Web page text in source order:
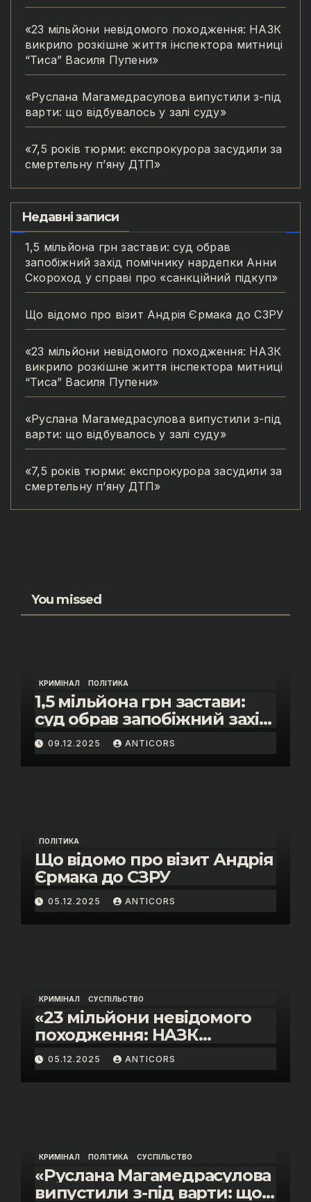
«23 мільйони невідомого походження: НАЗК
викрило розкішне життя інспектора митниці
“Тиса” Василя Пупени»
«Руслана Магамедрасулова випустили з-під
варти: що відбувалось у залі суду»
«7,5 років тюрми: експрокурора засудили за
смертельну п’яну ДТП»
Недавні записи
1,5 мільйона грн застави: суд обрав
запобіжний захід помічнику нардепки Анни
Скороход у справі про «санкційний підкуп»
Що відомо про візит Андрія Єрмака до СЗРУ
«23 мільйони невідомого походження: НАЗК
викрило розкішне життя інспектора митниці
“Тиса” Василя Пупени»
«Руслана Магамедрасулова випустили з-під
варти: що відбувалось у залі суду»
«7,5 років тюрми: експрокурора засудили за
смертельну п’яну ДТП»
You missed
КРИМІНАЛ ПОЛІТИКА
1,5 мільйона грн застави:
суд обрав запобіжний захід
помічнику нардепки Анни
Скороход у справі про
«санкційний підкуп»
09.12.2025 ANTICORS
ПОЛІТИКА
Що відомо про візит Андрія
Єрмака до СЗРУ
05.12.2025 ANTICORS
КРИМІНАЛ СУСПІЛЬСТВО
«23 мільйони невідомого
походження: НАЗК
викрило розкішне життя
інспектора митниці “Тиса”
Василя Пупени»
05.12.2025 ANTICORS
КРИМІНАЛ ПОЛІТИКА СУСПІЛЬСТВО
«Руслана Магамедрасулова
випустили з-під варти: що